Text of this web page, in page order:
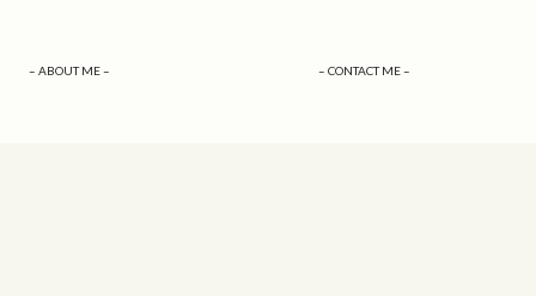
– ABOUT ME – – CONTACT ME –